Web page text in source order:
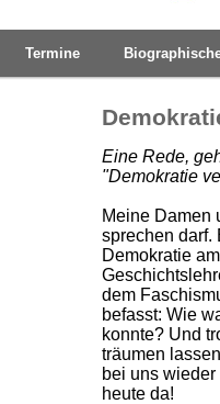
Termine
Eine Rede,
"Demokratie
Meine Damen
sprechen darf.
Demokratie
dem
befasst: Wie
konnte? Und
träumen
bei uns
heute da!